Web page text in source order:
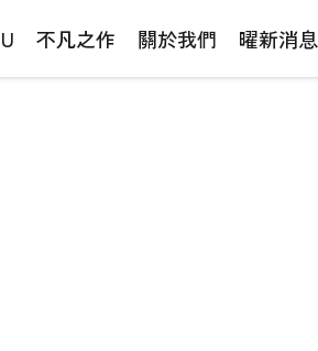
不凡之作 關於我們 曜新消息